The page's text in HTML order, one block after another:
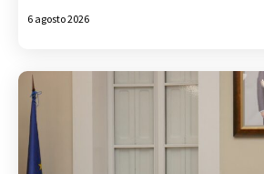
6 agosto 2026